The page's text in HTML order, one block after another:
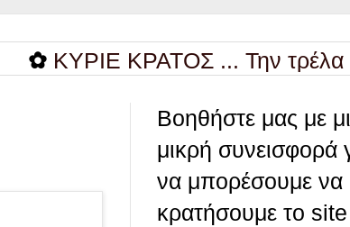
ΚΥΡΙΕ ΚΡΑΤΟΣ ... Την τρέλα μου
Βοηθήστε μας με
μικρή συνεισφορά
να μπορέσουμε να
κρατήσουμε το site